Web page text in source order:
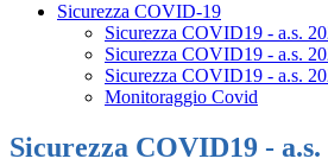
Sicurezza COVID-19
Sicurezza COVID19 - a.s.
Sicurezza COVID19 - a.s.
Sicurezza COVID19 - a.s.
Monitoraggio Covid
Sicurezza COVID19 - a.s.